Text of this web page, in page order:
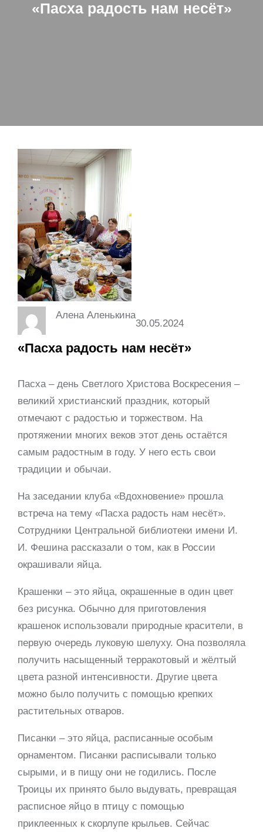
«Пасха радость нам несёт»
Алена Аленькина
30.05.2024
«Пасха радость нам несёт»
Пасха – день Светлого Христова Воскресения –
великий христианский праздник, который
отмечают с радостью и торжеством. На
протяжении многих веков этот день остаётся
самым радостным в году. У него есть свои
традиции и обычаи.
На заседании клуба «Вдохновение» прошла
встреча на тему «Пасха радость нам несёт».
Сотрудники Центральной библиотеки имени И.
И. Фешина рассказали о том, как в России
окрашивали яйца.
Крашенки – это яйца, окрашенные в один цвет
без рисунка. Обычно для приготовления
крашенок использовали природные красители, в
первую очередь луковую шелуху. Она позволяла
получить насыщенный терракотовый и жёлтый
цвета разной интенсивности. Другие цвета
можно было получить с помощью крепких
растительных отваров.
Писанки – это яйца, расписанные особым
орнаментом. Писанки расписывали только
сырыми, и в пищу они не годились. После
Троицы их принято было выдувать, превращая
расписное яйцо в птицу с помощью
приклеенных к скорлупе крыльев. Сейчас